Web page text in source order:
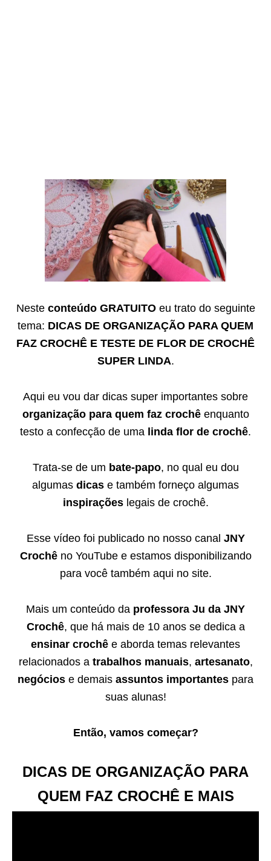
Neste conteúdo GRATUITOeu trato do seguinte
tema: DICAS DE ORGANIZAÇÃO PARA QUEM
FAZ CROCHÊ E TESTE DE FLOR DE CROCHÊ
SUPER LINDA.
Aqui eu vou dar dicas super importantes sobre
organização para quem faz crochêenquanto
testo a confecção de uma linda flor de crochê.
Trata-se de um bate-papo, no qual eu dou
algumas dicas e também forneço algumas
inspiraçõeslegais de crochê.
Esse vídeo foi publicado no nosso canal JNY
Crochêno YouTube e estamos disponibilizando
para você também aqui no site.
Mais um conteúdo da professora Ju da JNY
Crochê, que há mais de 10 anos se dedica a
ensinar crochê e aborda temas relevantes
relacionados a trabalhos manuais, artesanato,
negócios e demais assuntos importantes para
suas alunas!
Então, vamos começar?
DICAS DE ORGANIZAÇÃO PARA
QUEM FAZ CROCHÊ E MAIS